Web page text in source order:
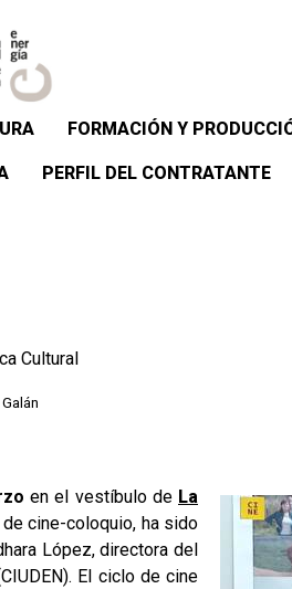
FORMACIÓN Y
PERFIL DEL CONTRATANTE
Cultural
en el vestíbulo de La
cine-coloquio, ha sido
López, directora del
El ciclo de cine